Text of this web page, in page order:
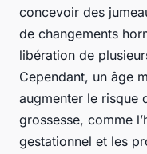
concevoir des
de changements
libération de
Cependant, un âge
augmenter le risque
grossesse, comme
gestationnel et les